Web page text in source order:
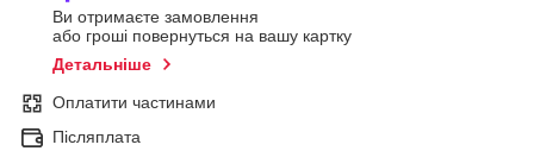
Ви отримаєте замовлення
або гроші повернуться на вашу картку
Детальніше
Оплатити частинами
Післяплата